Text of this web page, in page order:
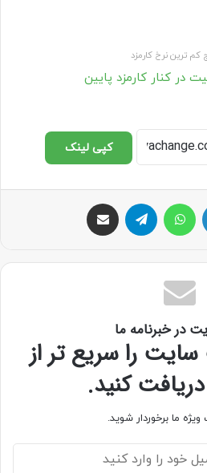
کم ترین نرخ کارمزد
کپی لینک
در خبرنامه ما
را سریع تر از
کنید.
ما برخوردار شوید.